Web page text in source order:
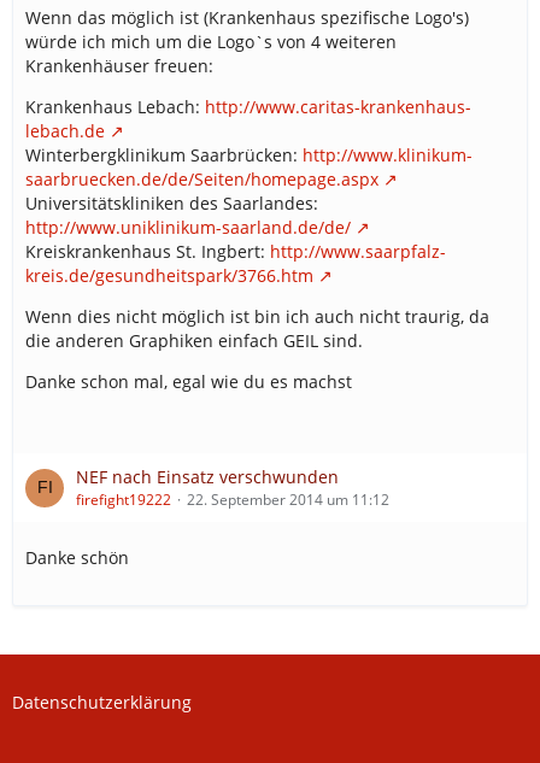
Wenn das möglich ist (Krankenhaus spezifische Logo's)
würde ich mich um die Logo`s von 4 weiteren
Krankenhäuser freuen:
Krankenhaus Lebach: http://www.caritas-krankenhaus-
lebach.de
Winterbergklinikum Saarbrücken: http://www.klinikum-
saarbruecken.de/de/Seiten/homepage.aspx
Universitätskliniken des Saarlandes:
http://www.uniklinikum-saarland.de/de/
Kreiskrankenhaus St. Ingbert: http://www.saarpfalz-
kreis.de/gesundheitspark/3766.htm
Wenn dies nicht möglich ist bin ich auch nicht traurig, da
die anderen Graphiken einfach GEIL sind.
Danke schon mal, egal wie du es machst
NEF nach Einsatz verschwunden
firefight19222 22. September 2014 um 11:12
Danke schön
Datenschutzerklärung